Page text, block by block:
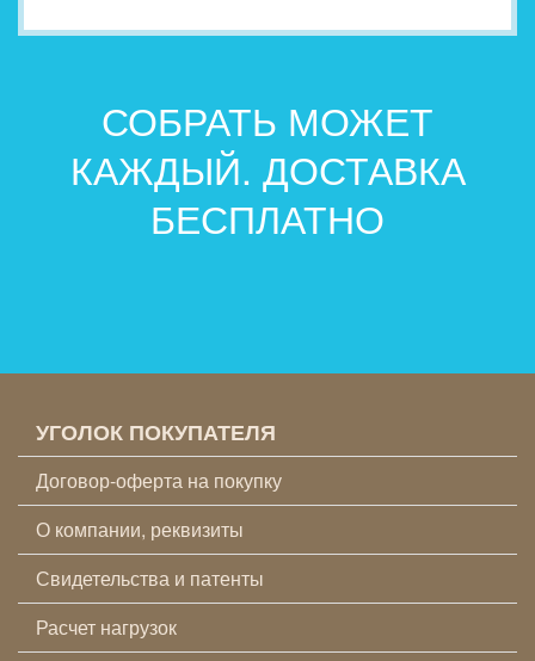
СОБРАТЬ МОЖЕТ
КАЖДЫЙ. ДОСТАВКА
БЕСПЛАТНО
УГОЛОК ПОКУПАТЕЛЯ
Договор-оферта на покупку
О компании, реквизиты
Свидетельства и патенты
Расчет нагрузок